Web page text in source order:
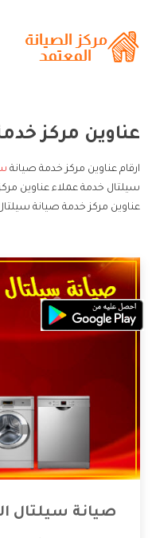
عناوين مركز
ارقام عناوين مركز خدمة صيانة
سيلتال خدمة عملاء عناوين
عناوين مركز خدمة صيانة
صيانة سيلتال